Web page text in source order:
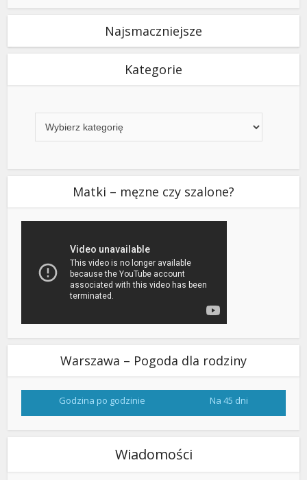
Najsmaczniejsze
Kategorie
Matki – męzne czy szalone?
Warszawa – Pogoda dla rodziny
Godzina po godzinie Na 45 dni
Wiadomości